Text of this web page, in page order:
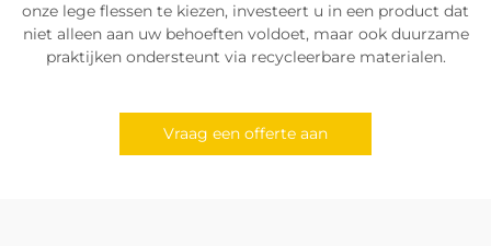
onze lege flessen te kiezen, investeert u in een product dat
niet alleen aan uw behoeften voldoet, maar ook duurzame
praktijken ondersteunt via recycleerbare materialen.
Vraag een offerte aan